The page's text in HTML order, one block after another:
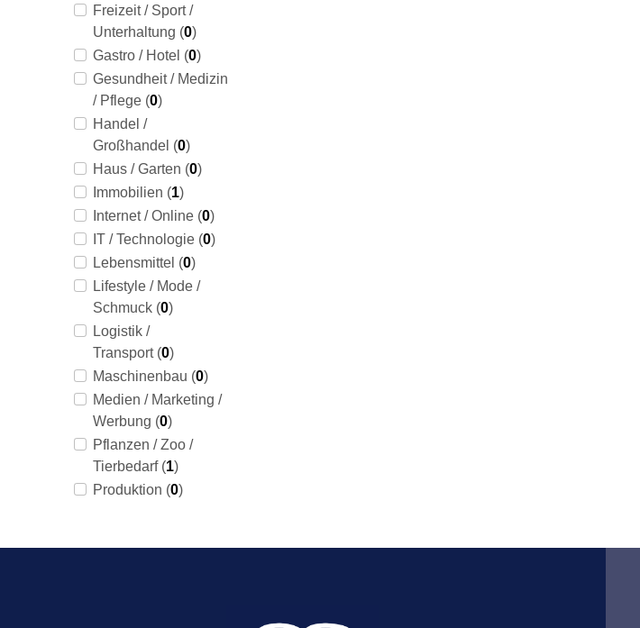
Freizeit / Sport /
Unterhaltung (0)
Gastro / Hotel (0)
Gesundheit / Medizin
/ Pflege (0)
Handel /
Großhandel (0)
Haus / Garten (0)
Immobilien (1)
Internet / Online (0)
IT / Technologie (0)
Lebensmittel (0)
Lifestyle / Mode /
Schmuck (0)
Logistik /
Transport (0)
Maschinenbau (0)
Medien / Marketing /
Werbung (0)
Pflanzen / Zoo /
Tierbedarf (1)
Produktion (0)